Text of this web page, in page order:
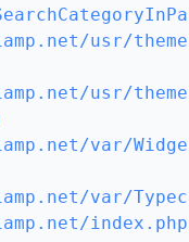
usr/
usr/
var/
var/